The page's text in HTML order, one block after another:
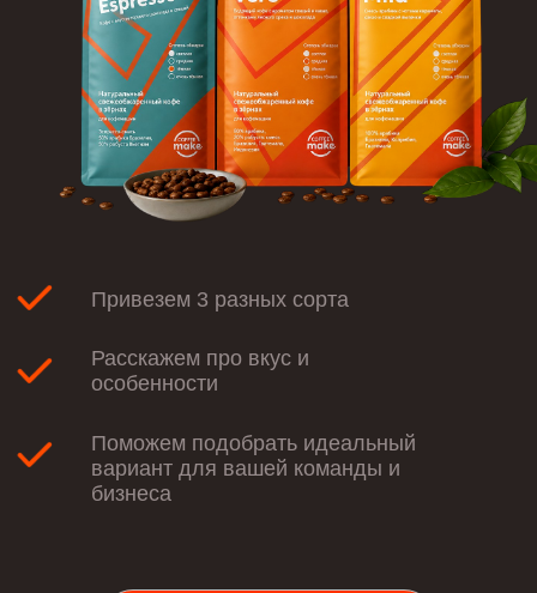
Привезем 3 разных сорта
Поможем подобрать идеальный
вариант для вашей команды и
бизнеса
Расскажем про вкус и
особенности